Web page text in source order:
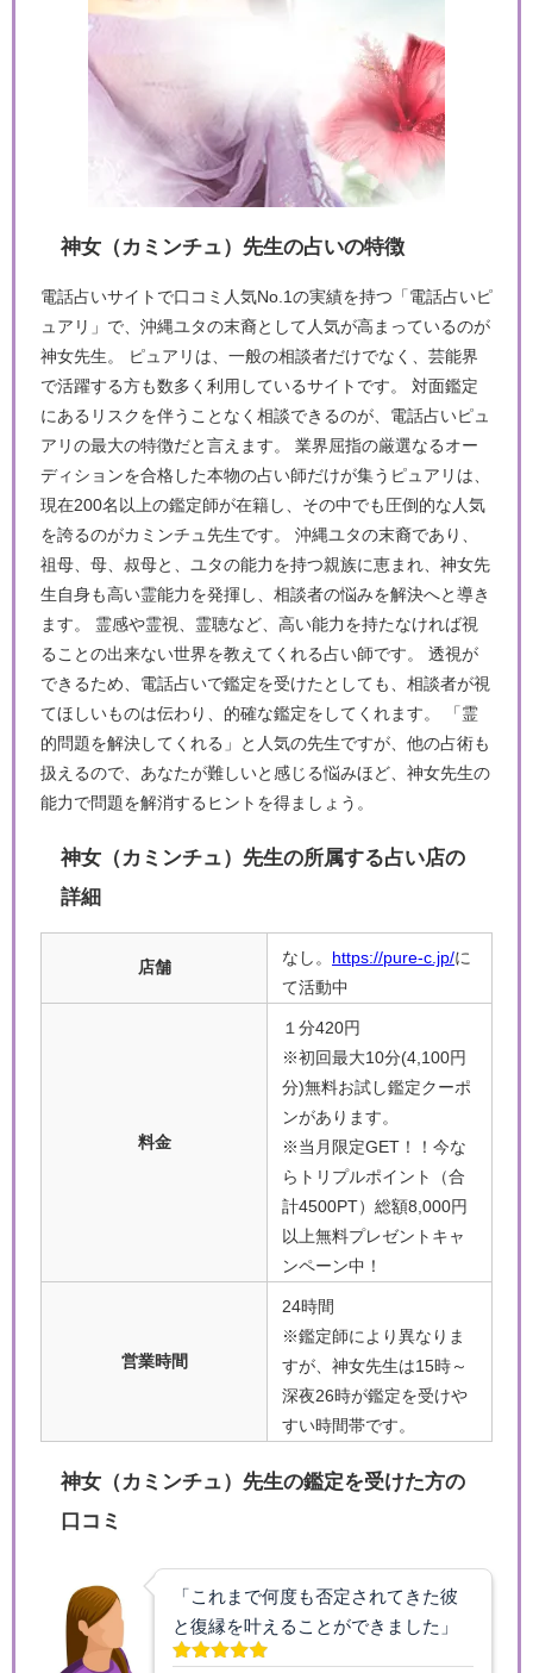
神女（カミンチュ）先生の占いの特徴
電話占いサイトで口コミ人気No.1の実績を持つ「電話占いピ
ュアリ」で、沖縄ユタの末裔として人気が高まっているのが
神女先生。 ピュアリは、一般の相談者だけでなく、芸能界
で活躍する方も数多く利用しているサイトです。 対面鑑定
にあるリスクを伴うことなく相談できるのが、電話占いピュ
アリの最大の特徴だと言えます。 業界屈指の厳選なるオー
ディションを合格した本物の占い師だけが集うピュアリは、
現在200名以上の鑑定師が在籍し、その中でも圧倒的な人気
を誇るのがカミンチュ先生です。 沖縄ユタの末裔であり、
祖母、母、叔母と、ユタの能力を持つ親族に恵まれ、神女先
生自身も高い霊能力を発揮し、相談者の悩みを解決へと導き
ます。 霊感や霊視、霊聴など、高い能力を持たなければ視
ることの出来ない世界を教えてくれる占い師です。 透視が
できるため、電話占いで鑑定を受けたとしても、相談者が視
てほしいものは伝わり、的確な鑑定をしてくれます。 「霊
的問題を解決してくれる」と人気の先生ですが、他の占術も
扱えるので、あなたが難しいと感じる悩みほど、神女先生の
能力で問題を解消するヒントを得ましょう。
神女（カミンチュ）先生の所属する占い店の
詳細
店舗
なし。 https://pure-c.jp/に
て活動中
料金
１分420円
※初回最大10分(4,100円
分)無料お試し鑑定クーポ
ンがあります。
※当月限定GET！！今な
らトリプルポイント（合
計4500PT）総額8,000円
以上無料プレゼントキャ
ンペーン中！
営業時間
24時間
※鑑定師により異なりま
すが、神女先生は15時～
深夜26時が鑑定を受けや
すい時間帯です。
神女（カミンチュ）先生の鑑定を受けた方の
口コミ
「これまで何度も否定されてきた彼
と復縁を叶えることができました」